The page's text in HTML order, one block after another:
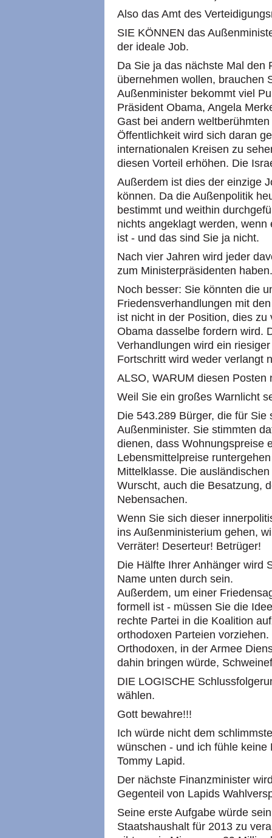
Also das Amt des
SIE KÖNNEN das
der ideale Job.
Da Sie ja das nächste Mal den
übernehmen wollen, brauchen
Außenminister bekommt viel
Präsident Obama, Angela
Gast bei andern
Öffentlichkeit wird sich daran
internationalen Kreisen zu
diesen Vorteil erhöhen. Die
Außerdem ist dies der einzige
können. Da die Außenpolitik
bestimmt und weithin
nichts angeklagt werden,
ist - und das sind Sie ja nicht.
Nach vier Jahren wird jeder
zum Ministerpräsidenten haben.
Noch besser: Sie könnten die
Friedensverhandlungen mit
ist nicht in der Position, dies
Obama dasselbe fordern wird.
Verhandlungen wird ein
Fortschritt wird weder verlangt
ALSO, WARUM diesen Posten
Weil Sie ein großes Warnlicht
Die 543.289 Bürger, die für
Außenminister. Sie stimmten
dienen, dass Wohnungspreise
Lebensmittelpreise
Mittelklasse. Die
Wurscht, auch die Besatzung,
Nebensachen.
Wenn Sie sich dieser
ins Außenministerium gehen,
Verräter! Deserteur! Betrüger!
Die Hälfte Ihrer Anhänger wird
Name unten durch sein.
Außerdem, um einer
formell ist - müssen Sie die
rechte Partei in die Koalition
orthodoxen Parteien
Orthodoxen, in der Armee
dahin bringen würde,
DIE LOGISCHE
wählen.
Gott bewahre!!!
Ich würde nicht dem
wünschen - und ich fühle
Tommy Lapid.
Der nächste Finanzminister
Gegenteil von Lapids
Seine erste Aufgabe würde
Staatshaushalt für 2013 zu